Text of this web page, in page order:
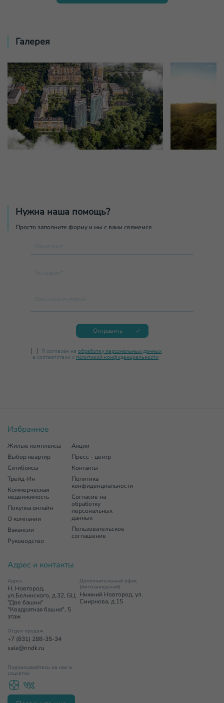
Галерея
Нужна наша помощь?
Просто заполните форму и мы с вами свяжемся
Ваше имя*
Телефон*
Ваш комментарий
Отправить
Я согласен на обработку персональных данных
в соответствии с политикой конфиденциальности
Избранное
Жилые комплексы
Выбор квартир
Ситибоксы
Трейд-Ин
Коммерческая
недвижимость
Покупка онлайн
О компании
Вакансии
Руководство
Акции
Пресс - центр
Контакты
Политика
конфиденциальности
Согласие на
обработку
персональных
данных
Пользовательское
соглашение
Адрес и контакты
Адрес
Н. Новгород,
ул.Белинского, д.32, БЦ
"Две башни"
"Квадратная башня", 5
этаж
Дополнительный офис
(Автозаводский)
Нижний Новгород, ул.
Смирнова, д.15
Отдел продаж
+7 (831) 288-35-34
sale@nndk.ru
Подписывайтесь на нас в
соцсетях